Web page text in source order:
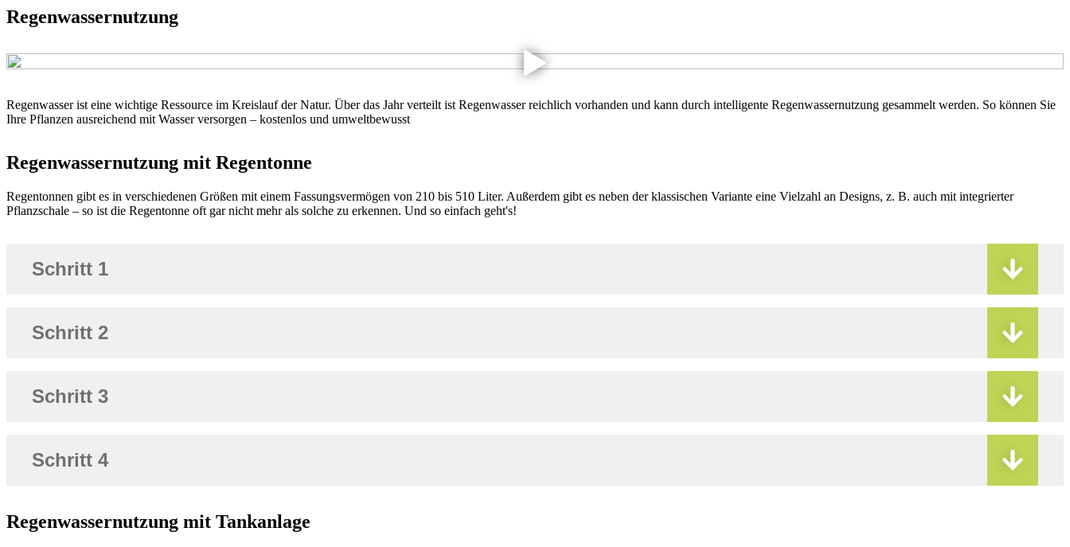
Regenwassernutzung
Regenwasser ist eine wichtige Ressource im Kreislauf der Natur. Über das Jahr verteilt ist Regenwasser reichlich vorhanden und kann durch intelligente Regenwassernutzung gesammelt werden. So können Sie
Ihre Pflanzen ausreichend mit Wasser versorgen – kostenlos und umweltbewusst
Regenwassernutzung mit Regentonne
Regentonnen gibt es in verschiedenen Größen mit einem Fassungsvermögen von 210 bis 510 Liter. Außerdem gibt es neben der klassischen Variante eine Vielzahl an Designs, z. B. auch mit integrierter
Pflanzschale – so ist die Regentonne oft gar nicht mehr als solche zu erkennen. Und so einfach geht's!
Schritt 1
Schritt 2
Schritt 3
Schritt 4
Regenwassernutzung mit Tankanlage